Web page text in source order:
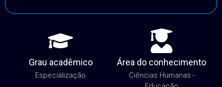
Grau acadêmico
Especialização
Área do conhecimento
Ciências Humanas -